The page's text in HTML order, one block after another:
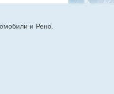
и Рено.